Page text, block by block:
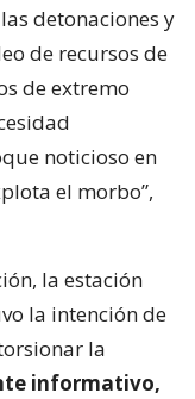
detonaciones y
de recursos de
de extremo
noticioso en
el morbo”,
la estación
la intención de
la
informativo,